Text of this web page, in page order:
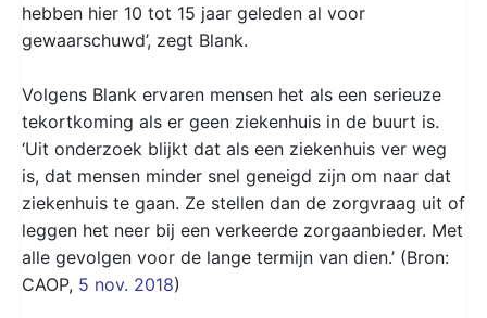
hebben hier 10 tot 15 jaar geleden al voor
gewaarschuwd’, zegt Blank.
Volgens Blank ervaren mensen het als een serieuze
tekortkoming als er geen ziekenhuis in de buurt is.
‘Uit onderzoek blijkt dat als een ziekenhuis ver weg
is, dat mensen minder snel geneigd zijn om naar dat
ziekenhuis te gaan. Ze stellen dan de zorgvraag uit of
leggen het neer bij een verkeerde zorgaanbieder. Met
alle gevolgen voor de lange termijn van dien.’ (Bron:
CAOP, 5 nov. 2018)